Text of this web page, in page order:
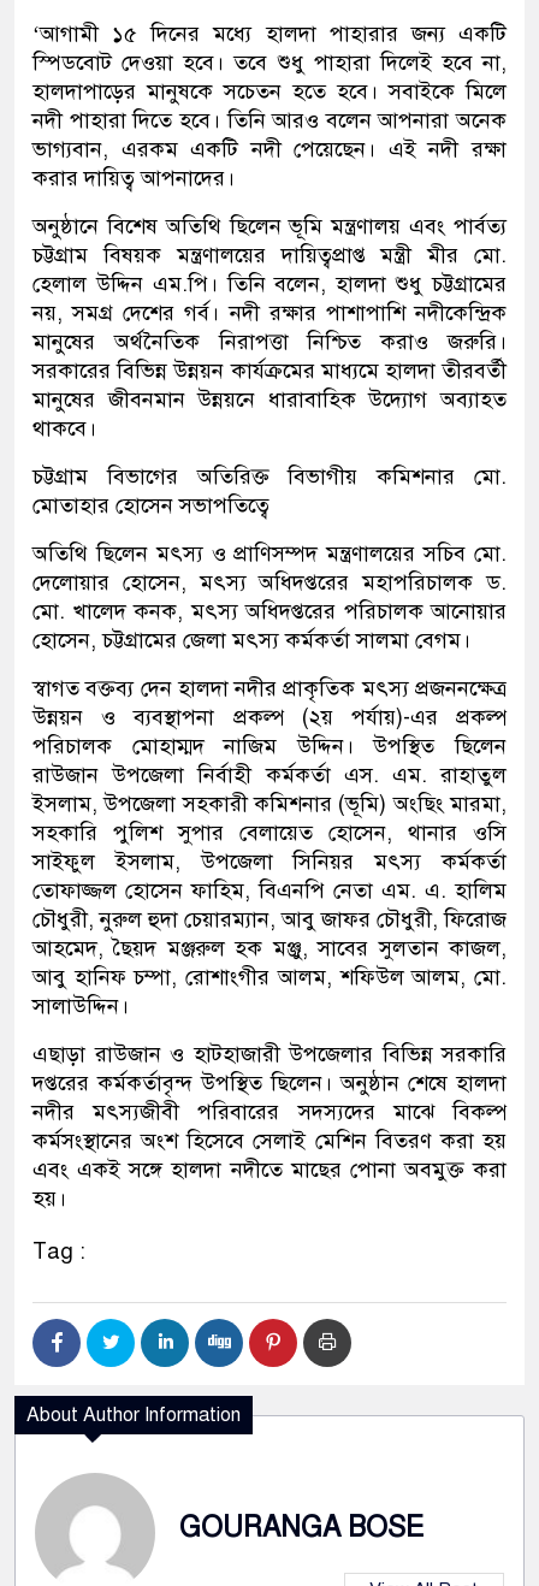
‘আগামী ১৫ দিনের মধ্যে হালদা পাহারার জন্য একটি
স্পিডবোট দেওয়া হবে। তবে শুধু পাহারা দিলেই হবে না,
হালদাপাড়ের মানুষকে সচেতন হতে হবে। সবাইকে মিলে
নদী পাহারা দিতে হবে। তিনি আরও বলেন আপনারা অনেক
ভাগ্যবান, এরকম একটি নদী পেয়েছেন। এই নদী রক্ষা
করার দায়িত্ব আপনাদের।
অনুষ্ঠানে বিশেষ অতিথি ছিলেন ভূমি মন্ত্রণালয় এবং পার্বত্য
চট্টগ্রাম বিষয়ক মন্ত্রণালয়ের দায়িত্বপ্রাপ্ত মন্ত্রী মীর মো.
হেলাল উদ্দিন এম.পি। তিনি বলেন, হালদা শুধু চট্টগ্রামের
নয়, সমগ্র দেশের গর্ব। নদী রক্ষার পাশাপাশি নদীকেন্দ্রিক
মানুষের অর্থনৈতিক নিরাপত্তা নিশ্চিত করাও জরুরি।
সরকারের বিভিন্ন উন্নয়ন কার্যক্রমের মাধ্যমে হালদা তীরবর্তী
মানুষের জীবনমান উন্নয়নে ধারাবাহিক উদ্যোগ অব্যাহত
থাকবে।
চট্টগ্রাম বিভাগের অতিরিক্ত বিভাগীয় কমিশনার মো.
মোতাহার হোসেন সভাপতিত্বে
অতিথি ছিলেন মৎস্য ও প্রাণিসম্পদ মন্ত্রণালয়ের সচিব মো.
দেলোয়ার হোসেন, মৎস্য অধিদপ্তরের মহাপরিচালক ড.
মো. খালেদ কনক, মৎস্য অধিদপ্তরের পরিচালক আনোয়ার
হোসেন, চট্টগ্রামের জেলা মৎস্য কর্মকর্তা সালমা বেগম।
স্বাগত বক্তব্য দেন হালদা নদীর প্রাকৃতিক মৎস্য প্রজননক্ষেত্র
উন্নয়ন ও ব্যবস্থাপনা প্রকল্প (২য় পর্যায়)-এর প্রকল্প
পরিচালক মোহাম্মদ নাজিম উদ্দিন। উপস্থিত ছিলেন
রাউজান উপজেলা নির্বাহী কর্মকর্তা এস. এম. রাহাতুল
ইসলাম, উপজেলা সহকারী কমিশনার (ভূমি) অংছিং মারমা,
সহকারি পুলিশ সুপার বেলায়েত হোসেন, থানার ওসি
সাইফুল ইসলাম, উপজেলা সিনিয়র মৎস্য কর্মকর্তা
তোফাজ্জল হোসেন ফাহিম, বিএনপি নেতা এম. এ. হালিম
চৌধুরী, নুরুল হুদা চেয়ারম্যান, আবু জাফর চৌধুরী, ফিরোজ
আহমেদ, ছৈয়দ মঞ্জরুল হক মঞ্জু, সাবের সুলতান কাজল,
আবু হানিফ চম্পা, রোশাংগীর আলম, শফিউল আলম, মো.
সালাউদ্দিন।
এছাড়া রাউজান ও হাটহাজারী উপজেলার বিভিন্ন সরকারি
দপ্তরের কর্মকর্তাবৃন্দ উপস্থিত ছিলেন। অনুষ্ঠান শেষে হালদা
নদীর মৎস্যজীবী পরিবারের সদস্যদের মাঝে বিকল্প
কর্মসংস্থানের অংশ হিসেবে সেলাই মেশিন বিতরণ করা হয়
এবং একই সঙ্গে হালদা নদীতে মাছের পোনা অবমুক্ত করা
হয়।
Tag :
About Author Information
GOURANGA BOSE